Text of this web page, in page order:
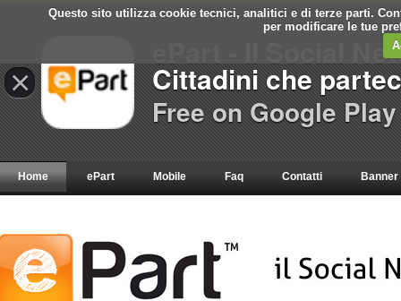
Questo sito utilizza cookie tecnici, analitici e di terze parti.
per modificare le tue
Home ePart Mobile Faq Contatti Banner
×
ePart - Il Social
Cittadini che
Free on Google Play